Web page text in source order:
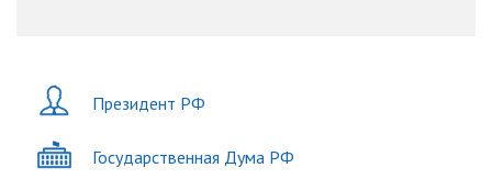
Президент РФ
Государственная Дума РФ